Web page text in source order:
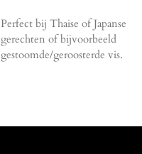
Perfect bij Thaise of Japanse
gerechten of bijvoorbeeld
gestoomde/geroosterde vis.